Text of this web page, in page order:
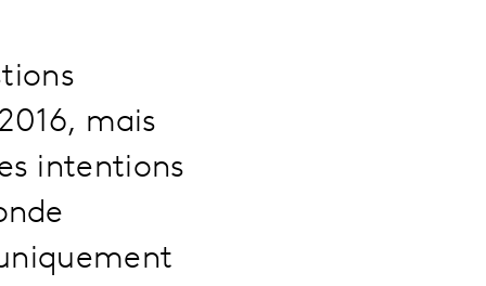
mais
intentions